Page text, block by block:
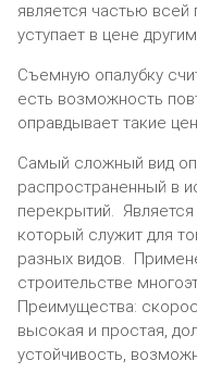
является частью всей
уступает в цене
Съемную опалубку
есть возможность
оправдывает такие
Самый сложный вид
распространенный в
перекрытий.
который служит для
разных видов.
строительстве
Преимущества:
высокая и простая,
устойчивость,